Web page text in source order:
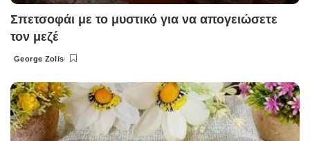
Σπετσοφάι με το μυστικό για να απογειώσετε
τον μεζέ
Posted
George Zolis